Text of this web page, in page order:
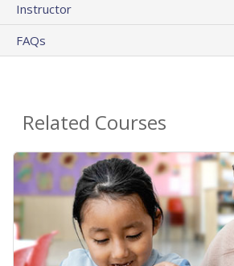
Instructor
FAQs
Related Courses